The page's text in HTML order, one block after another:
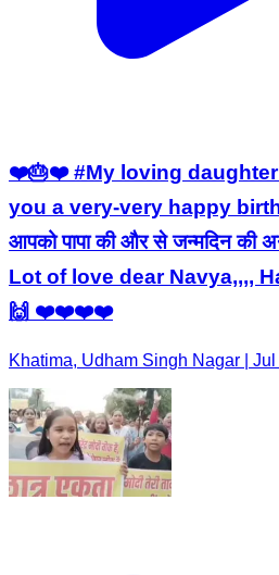
❤️🎂❤️ #My loving
you a very-very happy
आपको पापा की और से जन्मदिन
Lot of love dear Navya,,,,
🙌 ❤️❤️❤️❤️
Khatima, Udham Singh Nagar |